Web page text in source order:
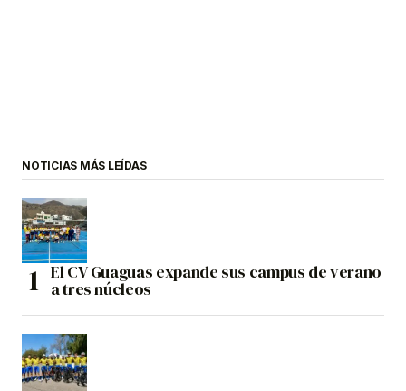
NOTICIAS MÁS LEÍDAS
El CV Guaguas expande sus campus de verano
a tres núcleos